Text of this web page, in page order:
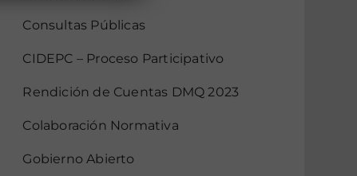
Consultas Públicas
CIDEPC – Proceso Participativo
Rendición de Cuentas DMQ 2023
Colaboración Normativa
Gobierno Abierto